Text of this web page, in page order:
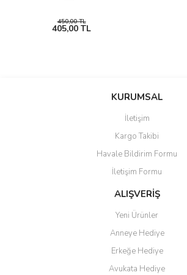
450,00 TL
405,00 TL
KURUMSAL
İletişim
Kargo Takibi
Havale Bildirim Formu
İletişim Formu
ALIŞVERİŞ
Yeni Ürünler
Anneye Hediye
Erkeğe Hediye
Avukata Hediye